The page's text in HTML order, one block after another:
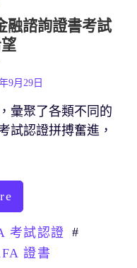
融諮詢證書考試
9月29日
彙聚了各類不同的
試認證拼搏奮進，
考試認證 #
證書